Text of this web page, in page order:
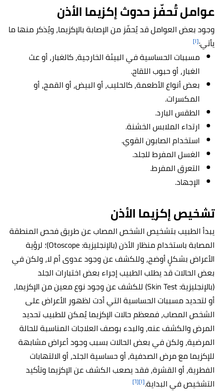
عوامل تُحفّز حدوث إكزيما الأذن
وجود بعض العوامل قد يُحفّز من الإصابة بالإكزيما، ويُذكر منها ما
يأتي:[١]
مسببات الحساسية في البيئة الخارجية، كالغبار، أو عث
الغبار، أو حبوب اللقاح.
بعض أنواع الأطعمة، كالحليب، أو البيض، أو القمح، أو
المكسرات.
الطقس البارد.
ارتداء الملابس الخشنة.
استخدام الصابون القوي.
الغسل المفرط للجلد.
التعرق المفرط.
الإجهاد.
تشخيص إكزيما الأذن
يبدأ الطبيب بتشخيص الشخص المصاب عن طريق فحص المنطقة
المصابة باستخدام منظار الأذن (بالإنجليزية: Otoscope)؛ لرؤية
الأعراض بشكلٍ أوضح، وللكشف عن وجود عدوى أم لا، ولكن في
بعض الحالات قد يطلب الطبيب إجراء بعض اختبارات الجلد
(بالإنجليزية: Skin Test) للكشف عن وجود نوع معين من الإكزيما،
أو لتحديد مسببات الحساسية التي أدت لظهور الأعراض على
الشخص المصاب، فمعظم حالات الإكزيما يُمكن للطبيب تحديد
المرض والكشف عنه، والبدء بوصف العلاجات المناسبة للحالة
المرضية، ولكن في بعض الحالات بسبب وجود أعراض مشابهة
للإكزيما مع مرض الصدفية، أو حساسية الجلد، أو الالتهابات
الفطرية، أو القشرة، فقد يصعب الكشف عن الإكزيما وتأكيد
التشخيص في البداية.[١] [٦]